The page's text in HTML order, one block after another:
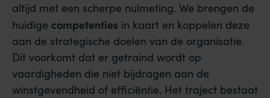
altijd met een scherpe nulmeting. We brengen de
huidige competenties in kaart en koppelen deze
aan de strategische doelen van de organisatie.
Dit voorkomt dat er getraind wordt op
vaardigheden die niet bijdragen aan de
winstgevendheid of efficiëntie. Het traject bestaat